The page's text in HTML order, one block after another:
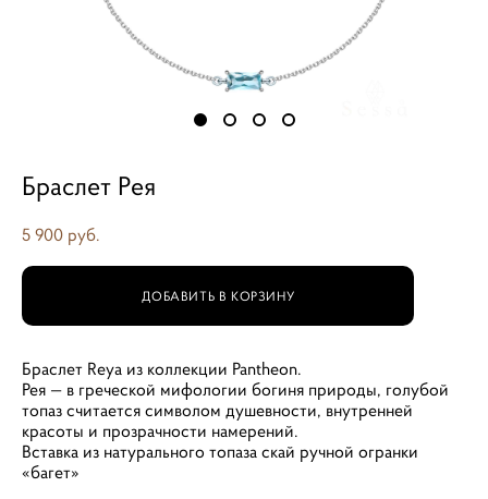
Браслет Рея
5 900 pуб.
ДОБАВИТЬ В КОРЗИНУ
Браслет Reya из коллекции Pantheon.
Рея — в греческой мифологии богиня природы, голубой
топаз считается символом душевности, внутренней
красоты и прозрачности намерений.
Вставка из натурального топаза скай ручной огранки
«багет»